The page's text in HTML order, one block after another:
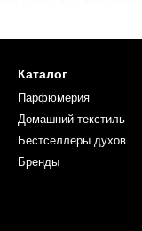
Liquides
ароматы на
природой и
мире благодаря
Каталог
Парфюмерия
Домашний текстиль
Бестселлеры духов
Бренды